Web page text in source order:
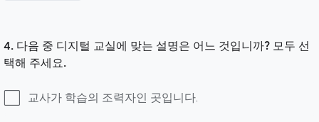
4. 다음 중 디지털 교실에 맞는 설명은 어느 것입니까? 모두 선
택해 주세요.
교사가 학습의 조력자인 곳입니다.